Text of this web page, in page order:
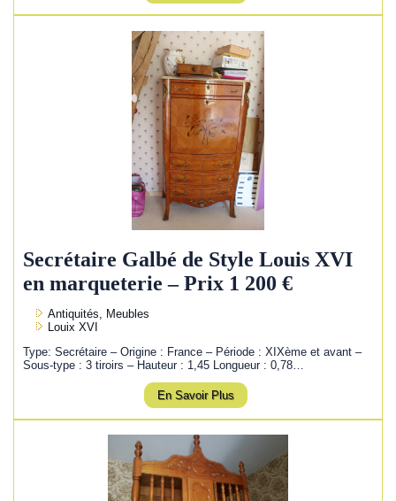
Secrétaire Galbé de Style Louis XVI
en marqueterie – Prix 1 200 €
Antiquités, Meubles
Louix XVI
Type: Secrétaire – Origine : France – Période : XIXème et avant –
Sous-type : 3 tiroirs – Hauteur : 1,45 Longueur : 0,78…
En Savoir Plus